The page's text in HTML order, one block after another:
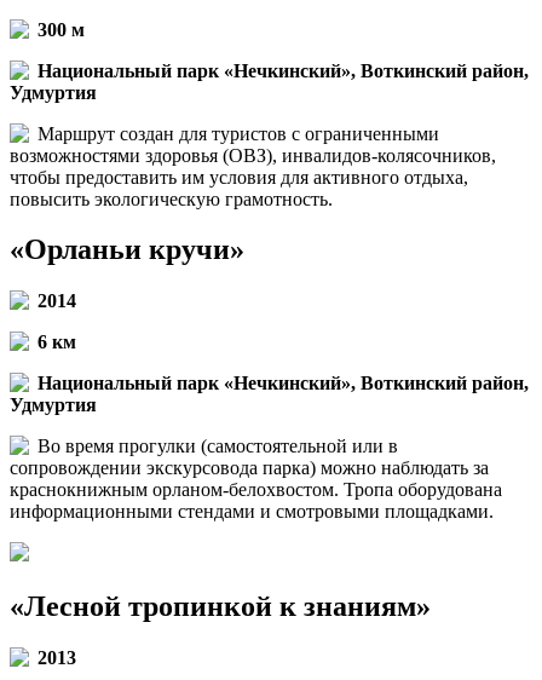
300 м
Национальный парк «Нечкинский», Воткинский район,
Удмуртия
Маршрут создан для туристов с ограниченными
возможностями здоровья (ОВЗ), инвалидов-колясочников,
чтобы предоставить им условия для активного отдыха,
повысить экологическую грамотность.
«Орланьи кручи»
2014
6 км
Национальный парк «Нечкинский», Воткинский район,
Удмуртия
Во время прогулки (самостоятельной или в
сопровождении экскурсовода парка) можно наблюдать за
краснокнижным орланом-белохвостом. Тропа оборудована
информационными стендами и смотровыми площадками.
«Лесной тропинкой к знаниям»
2013